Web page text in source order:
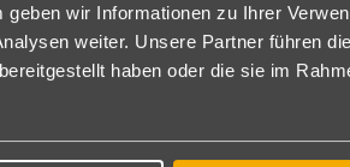
wir Informationen zu Ihrer
weiter. Unsere Partner führen
haben oder die sie im
erfrischenden